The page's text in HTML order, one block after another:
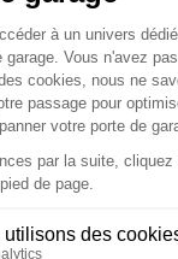
courroie crantée,
aucun
et est
1.
Novoferm à